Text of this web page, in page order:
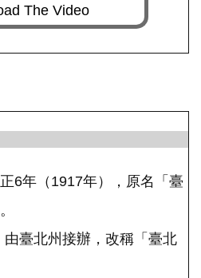
The Video
6年（1917年），原名「臺
臺北州接辦，改稱「臺北